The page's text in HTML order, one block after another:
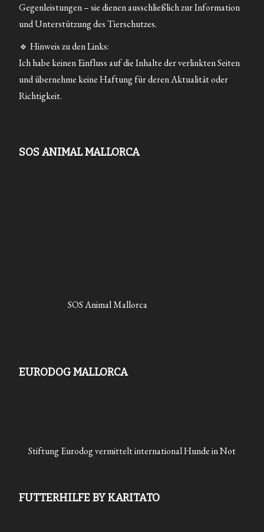
Gegenleistungen – sie dienen ausschließlich zur Information
und Unterstützung des Tierschutzes.
🔹 Hinweis zu den Links:
Ich habe keinen Einfluss auf die Inhalte der verlinkten Seiten
und übernehme keine Haftung für deren Aktualität oder
Richtigkeit.
SOS ANIMAL MALLORCA
SOS Animal Mallorca
EURODOG MALLORCA
Stiftung Eurodog vermittelt international Hunde in Not
FUTTERHILFE BY KARITATO